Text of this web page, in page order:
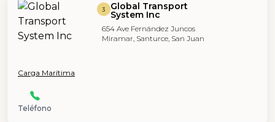
3 Global Transport
System Inc
654 Ave Fernández Juncos
Miramar, Santurce, San Juan
Carga Marítima
Teléfono